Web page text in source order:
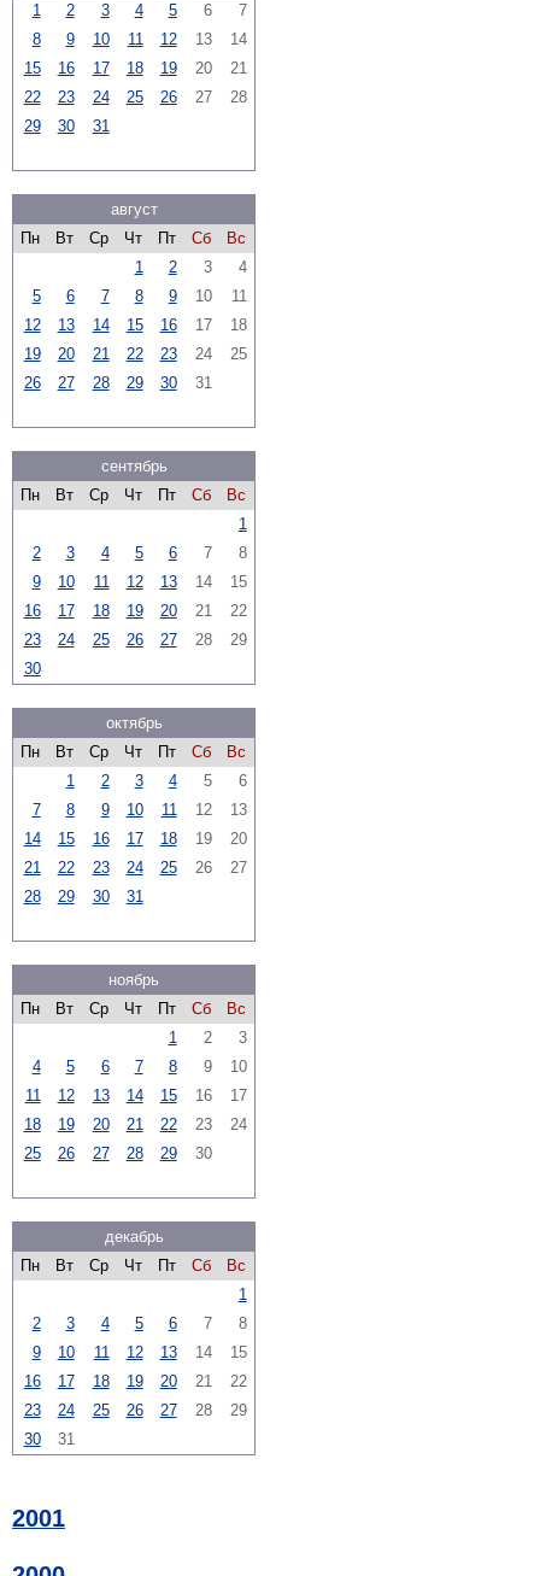
1
2 3 4 5 6
7
8
9 10 11 12 13
14
15
16 17 18 19 20
21
22
23 24 25 26 27
28
29
30 31
август
Пн
Вт Ср Чт Пт Сб
Вс
1
2 3
4
5
6 7 8 9 10
11
12
13 14 15 16 17
18
19
20 21 22 23 24
25
26
27 28 29 30 31
сентябрь
Пн
Вт Ср Чт Пт Сб
Вс
1
2
3 4 5 6 7
8
9
10 11 12 13 14
15
16
17 18 19 20 21
22
23
24 25 26 27 28
29
30
октябрь
Пн
Вт Ср Чт Пт Сб
Вс
1
2 3 4 5
6
7
8 9 10 11 12
13
14
15 16 17 18 19
20
21
22 23 24 25 26
27
28
29 30 31
ноябрь
Пн
Вт Ср Чт Пт Сб
Вс
1
2
3
4
5 6 7 8 9
10
11
12 13 14 15 16
17
18
19 20 21 22 23
24
25
26 27 28 29 30
декабрь
Пн
Вт Ср Чт Пт Сб
Вс
1
2
3 4 5 6 7
8
9
10 11 12 13 14
15
16
17 18 19 20 21
22
23
24 25 26 27 28
29
30
31
2001